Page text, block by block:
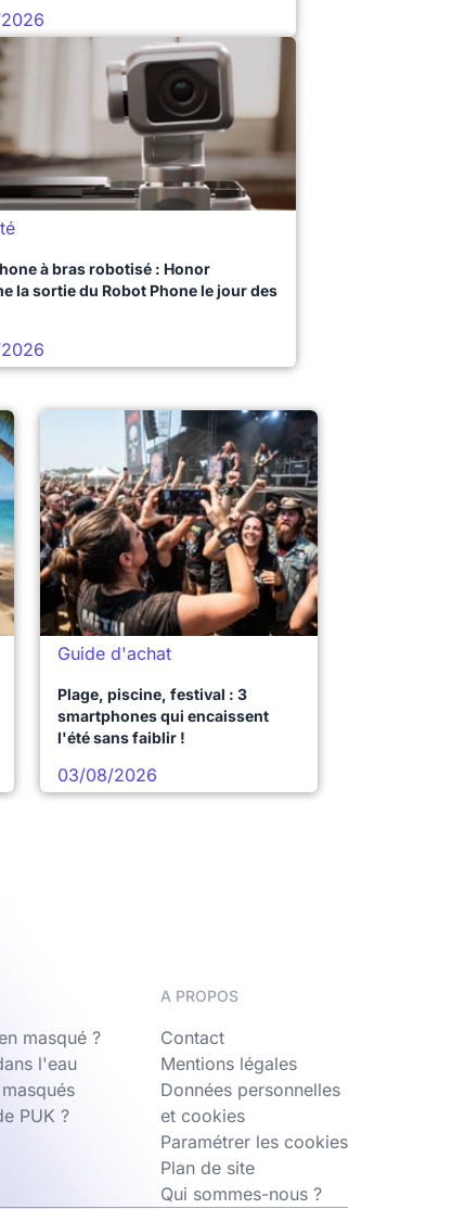
à bras robotisé : Honor
la sortie du Robot Phone le jour des
Guide d'achat
Plage, piscine, festival : 3
smartphones qui encaissent
l'été sans faiblir !
03/08/2026
masqué ?
l'eau
PUK ?
A PROPOS
Contact
Mentions légales
Données personnelles
et cookies
Paramétrer les cookies
Plan de site
Qui sommes-nous ?